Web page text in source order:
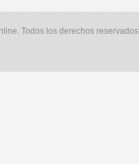
Todos los derechos reservados